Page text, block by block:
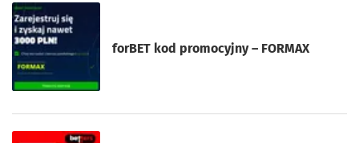
forBET kod promocyjny – FORMAX